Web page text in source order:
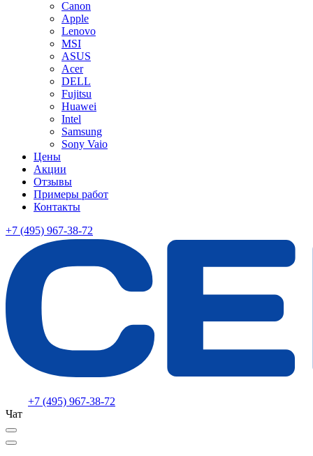
Canon
Apple
Lenovo
MSI
ASUS
Acer
DELL
Fujitsu
Huawei
Intel
Samsung
Sony Vaio
Цены
Акции
Отзывы
Примеры работ
Контакты
+7 (495) 967-38-72
+7 (495) 967-38-72
Чат